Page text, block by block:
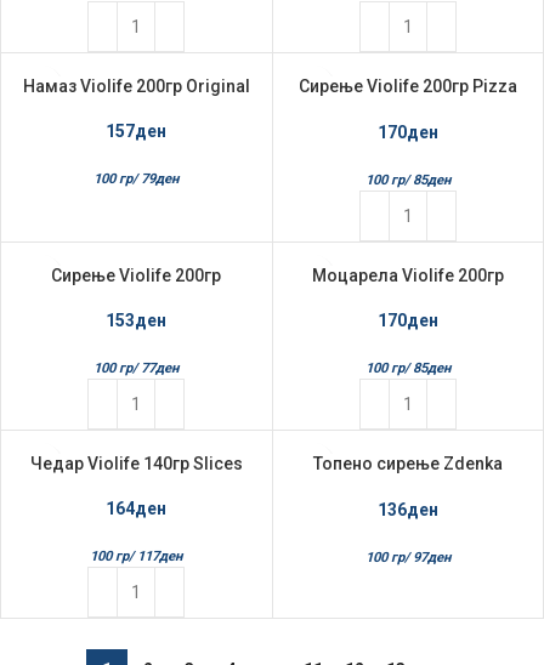
НЕМА НА ЗАЛИ
Намаз Violife 200гр Original
157ден
100 гр/ 79ден
Сирење Violife 200гр Pizza
170ден
100 гр/ 85ден
Сирење Violife 200гр
153ден
100 гр/ 77ден
Моцарела Violife 200гр
170ден
100 гр/ 85ден
Чедар Violife 140гр Slices
164ден
100 гр/ 117ден
НЕМА НА ЗАЛИ
Топено сирење Zdenka
136ден
100 гр/ 97ден